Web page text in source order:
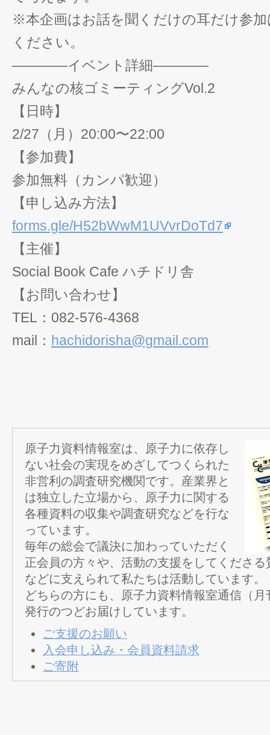
※本企画はお話を聞くだけの耳だけ参
ください。
————イベント詳細————
みんなの核ゴミーティングVol.2
【日時】
2/27（月）20:00〜22:00
【参加費】
参加無料（カンパ歓迎）
【申し込み方法】
forms.gle/H52bWwM1UVvrDoTd7
【主催】
Social Book Cafe ハチドリ舎
【お問い合わせ】
TEL：082-576-4368
mail： hachidorisha@gmail.com
原子力資料情報室は、原子力に依存し
ない社会の実現をめざしてつくられた
非営利の調査研究機関です。産業界と
は独立した立場から、原子力に関する
各種資料の収集や調査研究などを行な
っています。
毎年の総会で議決に加わっていただく
正会員の方々や、活動の支援をしてくださ
などに支えられて私たちは活動しています。
どちらの方にも、原子力資料情報室通信（
発行のつどお届けしています。
ご支援のお願い
入会申し込み・会員資料請求
ご寄附